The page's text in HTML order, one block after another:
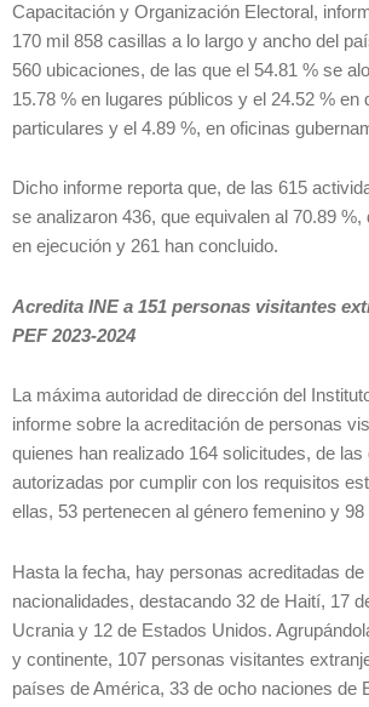
Capacitación y Organización Electoral,
170 mil 858 casillas a lo largo y ancho del
560 ubicaciones, de las que el 54.81 % se
15.78 % en lugares públicos y el 24.52 % en
particulares y el 4.89 %, en oficinas
Dicho informe reporta que, de las 615
se analizaron 436, que equivalen al 70.89
en ejecución y 261 han concluido.
Acredita INE a 151 personas visitantes
PEF 2023-2024
La máxima autoridad de dirección del
informe sobre la acreditación de personas
quienes han realizado 164 solicitudes, de las
autorizadas por cumplir con los requisitos
ellas, 53 pertenecen al género femenino y
Hasta la fecha, hay personas acreditadas de
nacionalidades, destacando 32 de Haití, 17
Ucrania y 12 de Estados Unidos.
y continente, 107 personas visitantes
países de América, 33 de ocho naciones de